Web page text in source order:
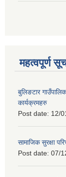
महत्वपूर्ण
बुलिङटार
कार्यक्रमहरु
Post date: 12/
सामाजिक सुरक्षा
Post date: 07/